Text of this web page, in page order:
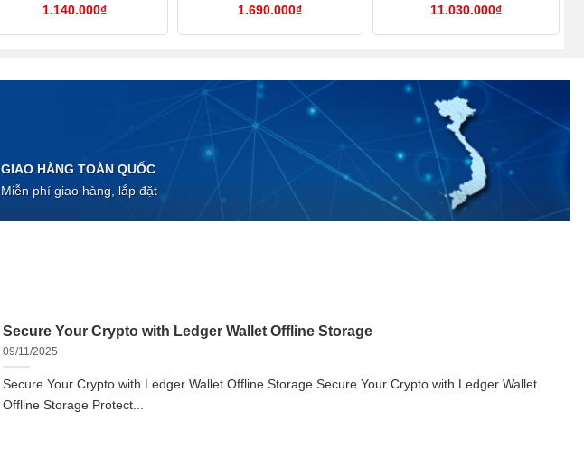
1.140.000₫ 1.690.000₫ 11.030.000₫
GIAO HÀNG TOÀN QUỐC
Miễn phí giao hàng, lắp đặt
Secure Your Crypto with Ledger Wallet Offline Storage
09/11/2025
Secure Your Crypto with Ledger Wallet Offline Storage Secure Your Crypto with Ledger Wallet
Offline Storage Protect...